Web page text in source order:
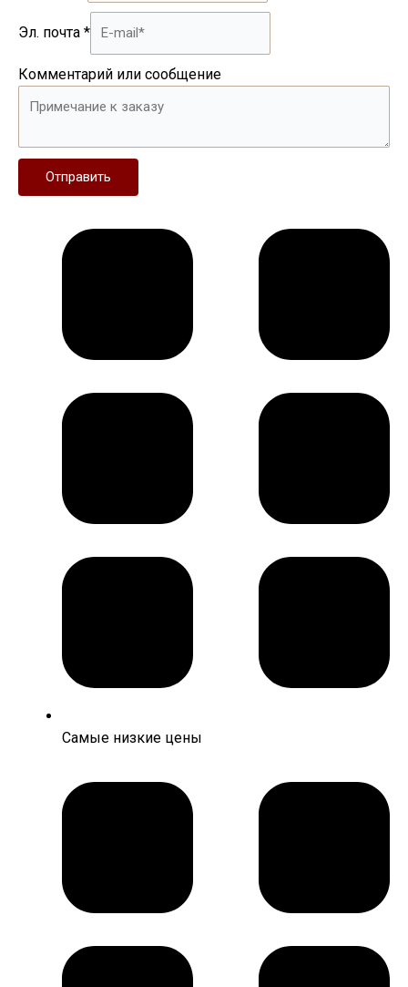
Эл. почта *
Комментарий или сообщение
Отправить
Самые низкие цены